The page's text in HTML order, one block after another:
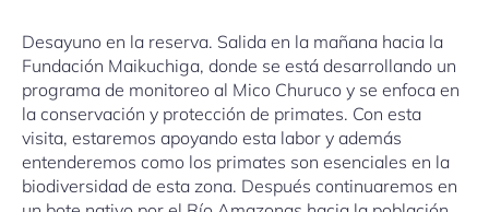
Desayuno en la reserva. Salida en la mañana hacia la
Fundación Maikuchiga, donde se está desarrollando un
programa de monitoreo al Mico Churuco y se enfoca en
la conservación y protección de primates. Con esta
visita, estaremos apoyando esta labor y además
entenderemos como los primates son esenciales en la
biodiversidad de esta zona. Después continuaremos en